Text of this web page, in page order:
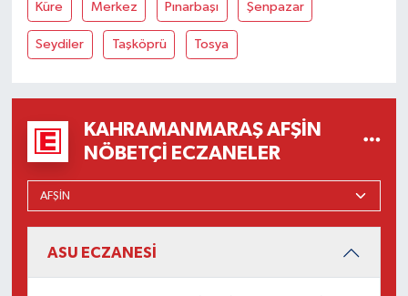
Küre Merkez Pınarbaşı Şenpazar
Seydiler Taşköprü Tosya
KAHRAMANMARAŞ AFŞIN
NÖBETÇI ECZANELER
ASU ECZANESİ